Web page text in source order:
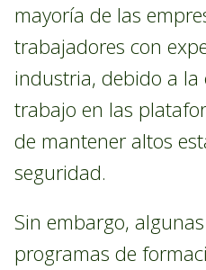
mayoría de las
trabajadores con
industria, debido a la
trabajo en las
de mantener altos
seguridad.
Sin embargo,
programas de